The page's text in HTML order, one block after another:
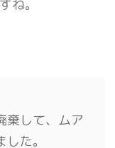
ね。
棄して、ムア
た。